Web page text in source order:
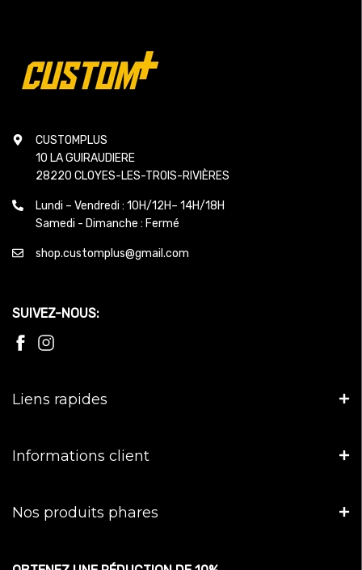
CUSTOMPLUS
10 LA GUIRAUDIERE
28220 CLOYES-LES-TROIS-RIVIÈRES
Lundi – Vendredi : 10H/12H– 14H/18H
Samedi - Dimanche : Fermé
shop.customplus@gmail.com
SUIVEZ-NOUS:
Liens rapides
Informations client
Nos produits phares